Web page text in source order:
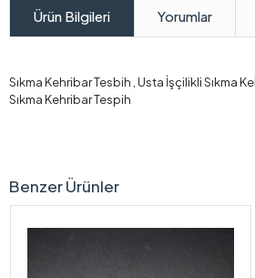
Ürün Bilgileri Yorumlar
Sıkma Kehribar Tesbih , Usta İşçilikli Sıkma
Sıkma Kehribar Tespih
Benzer Ürünler